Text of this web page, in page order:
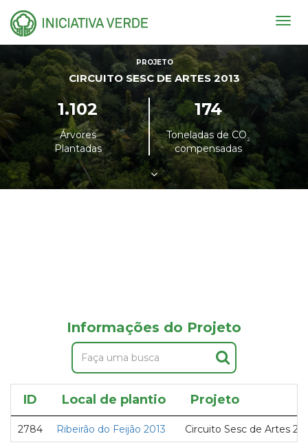
PROJETO
CIRCUITO SESC DE ARTES 2013
1.102
Árvores
Plantadas
174
Toneladas de CO²
compensadas
Informações do Projeto
ID Local de plantio Projeto
2784 Ribeirão do Feijão 2013 Circuito Sesc de Artes